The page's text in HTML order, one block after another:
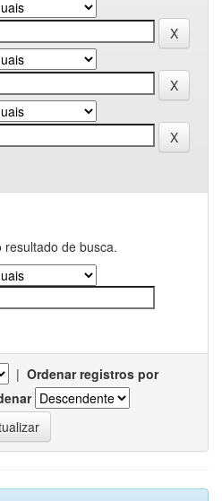
de busca.
| Ordenar registros por